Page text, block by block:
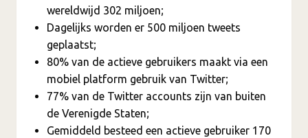
wereldwijd 302 miljoen;
Dagelijks worden er 500 miljoen tweets
geplaatst;
80% van de actieve gebruikers maakt via een
mobiel platform gebruik van Twitter;
77% van de Twitter accounts zijn van buiten
de Verenigde Staten;
Gemiddeld besteed een actieve gebruiker 170